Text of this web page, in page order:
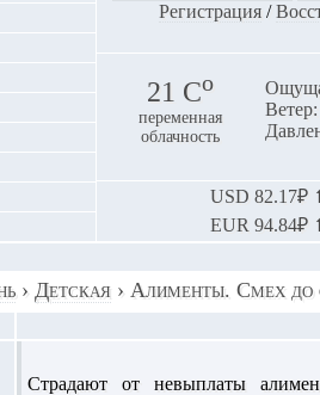
Регистрация/
21 Сo
переменная
облачность
USD 82.17₽
EUR 94.84₽
› Детская › Алименты. Смех до
Страдают от невыплаты